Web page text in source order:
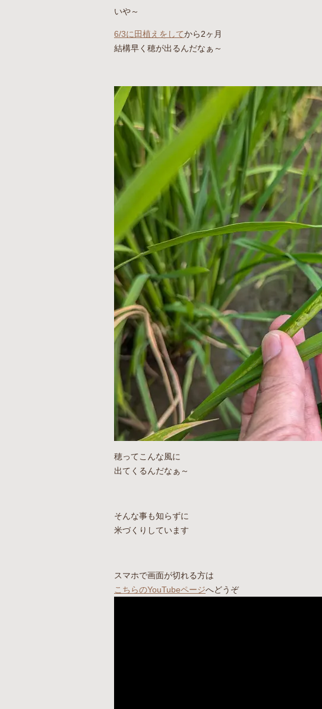
いや～
6/3に田植えをしてから2ヶ月
結構早く穂が出るんだなぁ～
穂ってこんな風に
出てくるんだなぁ～
そんな事も知らずに
米づくりしています
スマホで画面が切れる方は
こちらのYouTubeページへどうぞ